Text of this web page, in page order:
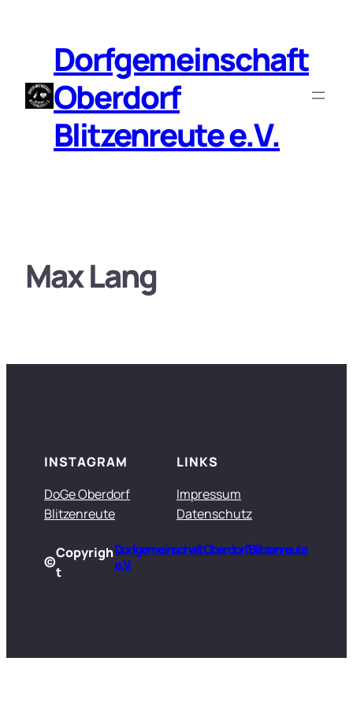
springenDorfgemeinschaft
Oberdorf
Blitzenreute e.V.
Max Lang
INSTAGRAM
DoGe Oberdorf
Blitzenreute
LINKS
Impressum
Datenschutz
©
Copyrigh
t
Dorfgemeinschaft Oberdorf Blitzenreute
e.V.